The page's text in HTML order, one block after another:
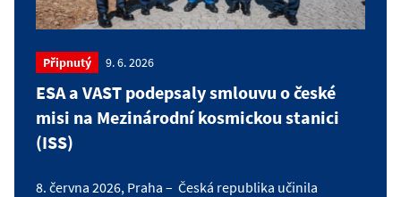
Připnutý 9. 6. 2026
ESA a VAST podepsaly smlouvu o české
misi na Mezinárodní kosmickou stanici
(ISS)
8. června 2026, Praha – Česká republika učinila